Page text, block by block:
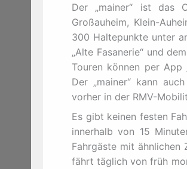
Der „mainer“ ist das
Großauheim, Klein-
300 Haltepunkte unter
„Alte Fasanerie“ und
Touren können per App
Der „mainer“ kann
vorher in der RMV-
Es gibt keinen festen
innerhalb von 15
Fahrgäste mit
fährt täglich von früh